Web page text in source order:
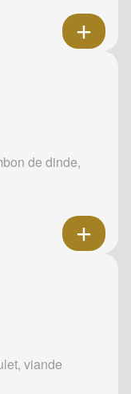
de dinde,
viande